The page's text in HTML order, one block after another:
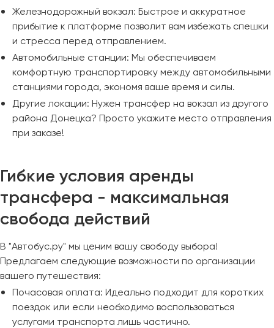
Железнодорожный вокзал: Быстрое и аккуратное
прибытие к платформе позволит вам избежать спешки
и стресса перед отправлением.
Автомобильные станции: Мы обеспечиваем
комфортную транспортировку между автомобильными
станциями города, экономя ваше время и силы.
Другие локации: Нужен трансфер на вокзал из другого
района Донецка? Просто укажите место отправления
при заказе!
Гибкие условия аренды
трансфера - максимальная
свобода действий
В "Автобус.ру" мы ценим вашу свободу выбора!
Предлагаем следующие возможности по организации
вашего путешествия:
Почасовая оплата: Идеально подходит для коротких
поездок или если необходимо воспользоваться
услугами транспорта лишь частично.